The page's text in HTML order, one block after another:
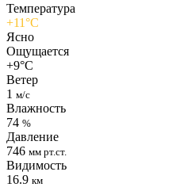
Температура
+11°C
Ясно
Ощущается
+9°C
Ветер
1 м/с
Влажность
74 %
Давление
746 мм рт.ст.
Видимость
16.9 км